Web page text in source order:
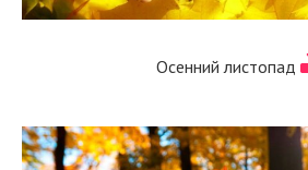
Осенний листопад